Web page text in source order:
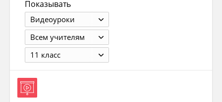
Показывать
Видеоуроки
Всем учителям
11 класс